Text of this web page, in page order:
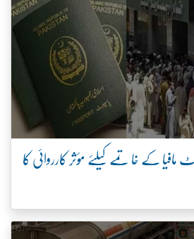
کے خاتمے کیلئے مؤثر کارروائی کا